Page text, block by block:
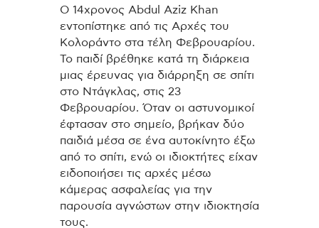
Ο 14χρονος Abdul Aziz Khan
εντοπίστηκε από τις Αρχές του
Κολοράντο στα τέλη Φεβρουαρίου.
Το παιδί βρέθηκε κατά τη διάρκεια
μιας έρευνας για διάρρηξη σε σπίτι
στο Ντάγκλας, στις 23
Φεβρουαρίου. Όταν οι αστυνομικοί
έφτασαν στο σημείο, βρήκαν δύο
παιδιά μέσα σε ένα αυτοκίνητο έξω
από το σπίτι, ενώ οι ιδιοκτήτες είχαν
ειδοποιήσει τις αρχές μέσω
κάμερας ασφαλείας για την
παρουσία αγνώστων στην ιδιοκτησία
τους.